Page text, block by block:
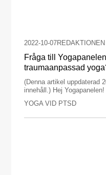
2022-10-07REDAKTIONEN
Fråga till
traumaanpassad
(Denna artikel uppdaterad
innehåll.) Hej
YOGA VID PTSD